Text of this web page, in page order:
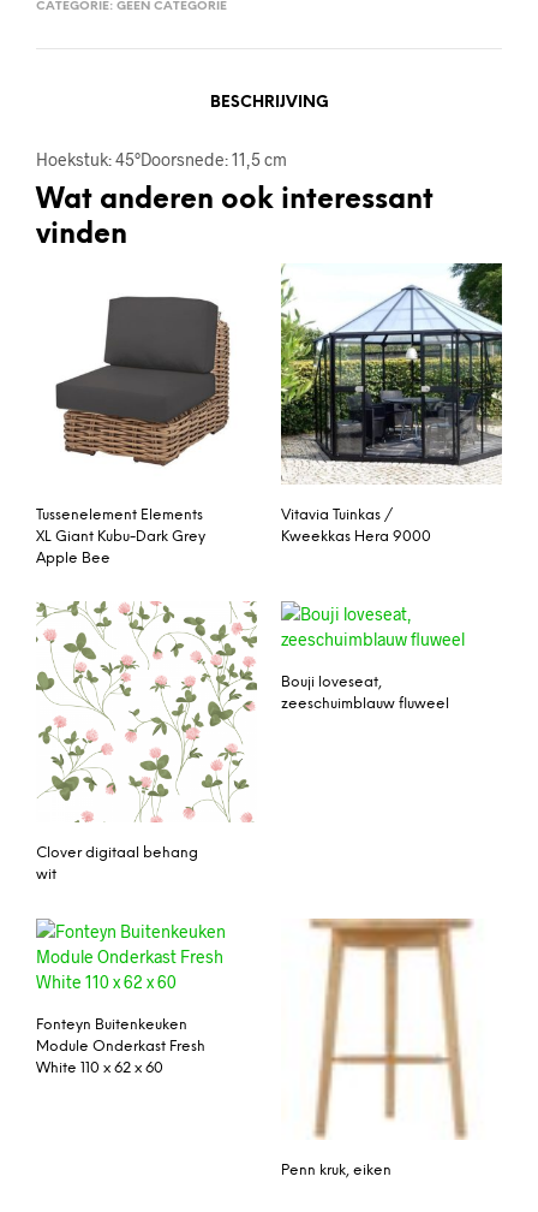
CATEGORIE: GEEN CATEGORIE
BESCHRIJVING
Hoekstuk: 45°Doorsnede: 11,5 cm
Wat anderen ook interessant
vinden
Tussenelement Elements
XL Giant Kubu-Dark Grey
Apple Bee
Vitavia Tuinkas /
Kweekkas Hera 9000
Clover digitaal behang
wit
Bouji loveseat,
zeeschuimblauw fluweel
Fonteyn Buitenkeuken
Module Onderkast Fresh
White 110 x 62 x 60
Penn kruk, eiken